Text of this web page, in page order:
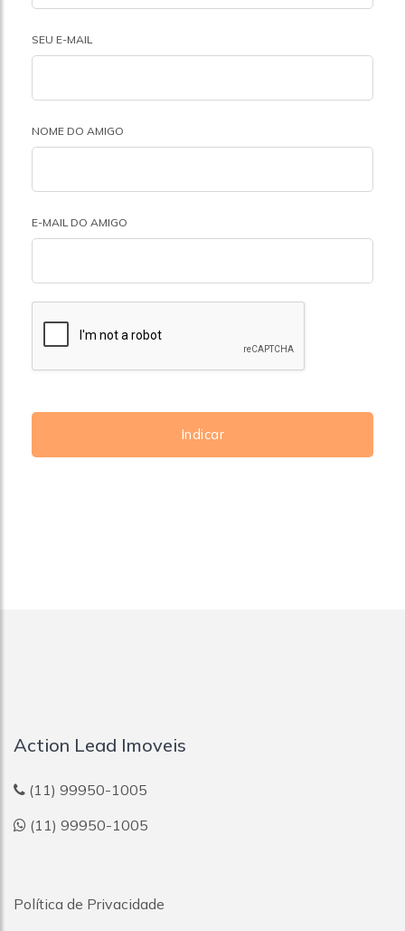
SEU E-MAIL
NOME DO AMIGO
E-MAIL DO AMIGO
Indicar
Action Lead Imoveis
(11) 99950-1005
(11) 99950-1005
Política de Privacidade